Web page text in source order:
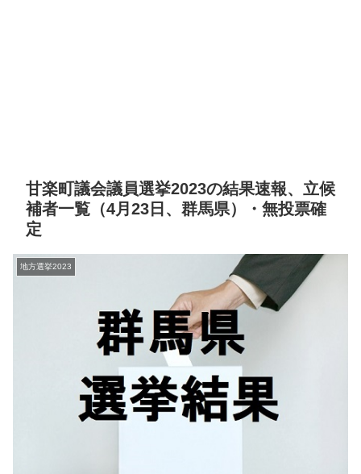
甘楽町議会議員選挙2023の結果速報、立候
補者一覧（4月23日、群馬県）・無投票確
定
地方選挙2023